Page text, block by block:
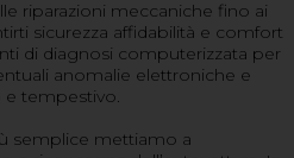
riparazioni meccaniche fino ai
sicurezza affidabilità e comfort
di diagnosi computerizzata per
anomalie elettroniche e
e tempestivo.
semplice mettiamo a